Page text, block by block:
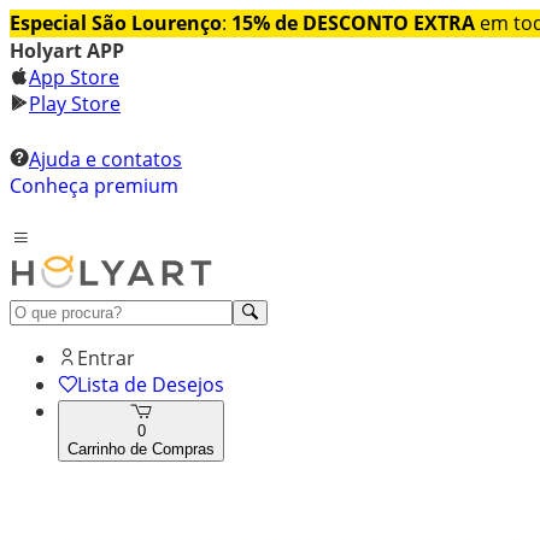
Especial São Lourenço: 15% de DESCONTO EXTRA em
Holyart APP
App Store
Play Store
Ajuda e contatos
Conheça premium
Entrar
Lista de Desejos
0
Carrinho de Compras